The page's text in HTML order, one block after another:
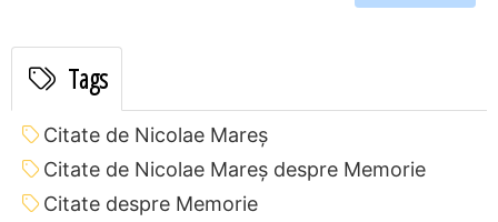
Tags
Citate de Nicolae Mareș
Citate de Nicolae Mareș despre Memorie
Citate despre Memorie